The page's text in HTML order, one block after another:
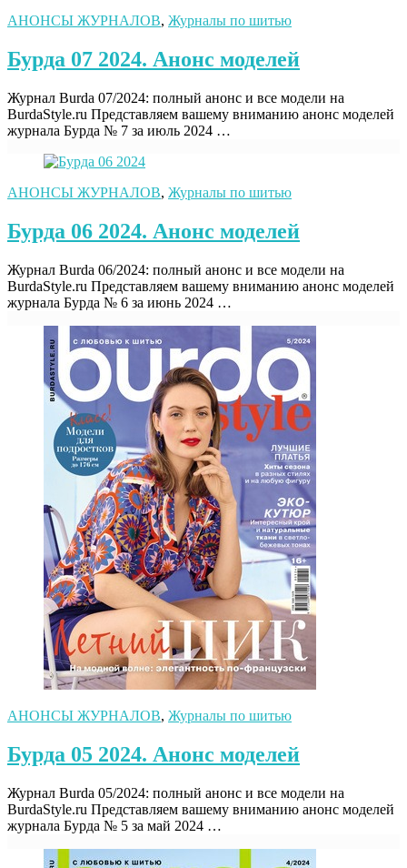
АНОНСЫ ЖУРНАЛОВ, Журналы по шитью
Бурда 07 2024. Анонс моделей
Журнал Burda 07/2024: полный анонс и все модели на
BurdaStyle.ru Представляем вашему вниманию анонс моделей
журнала Бурда № 7 за июль 2024 …
АНОНСЫ ЖУРНАЛОВ, Журналы по шитью
Бурда 06 2024. Анонс моделей
Журнал Burda 06/2024: полный анонс и все модели на
BurdaStyle.ru Представляем вашему вниманию анонс моделей
журнала Бурда № 6 за июнь 2024 …
АНОНСЫ ЖУРНАЛОВ, Журналы по шитью
Бурда 05 2024. Анонс моделей
Журнал Burda 05/2024: полный анонс и все модели на
BurdaStyle.ru Представляем вашему вниманию анонс моделей
журнала Бурда № 5 за май 2024 …